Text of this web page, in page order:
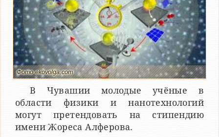
Фото ekovolga.com
В Чувашии молодые учёные в
области физики и нанотехнологий
могут претендовать на стипендию
имени Жореса Алферова.